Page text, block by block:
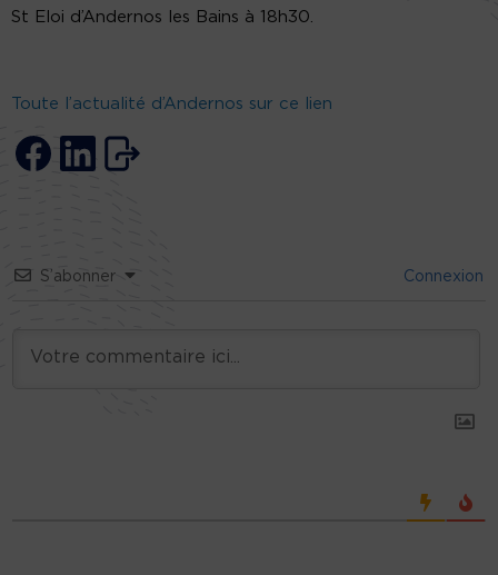
St Eloi d’Andernos les Bains à 18h30.
Toute l’actualité d’Andernos sur ce lien
S’abonner Connexion